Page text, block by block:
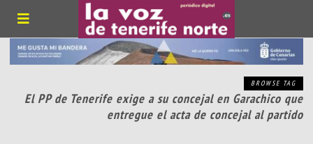
BROWSE TAG
El PP de Tenerife exige a su concejal en Garachico que
entregue el acta de concejal al partido